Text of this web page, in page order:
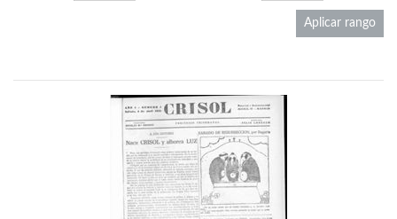
Aplicar rango